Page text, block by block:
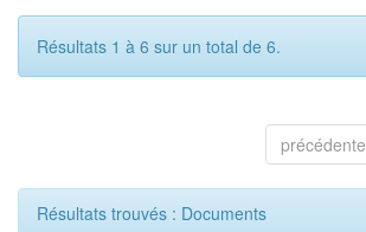
Résultats 1 à 6 sur un total de 6.
précédente
Résultats trouvés : Documents